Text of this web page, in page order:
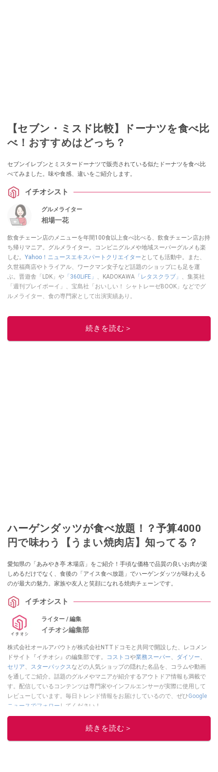
【セブン・ミスド比較】ドーナツを食べ比
べ！おすすめはどっち？
セブンイレブンとミスタードーナツで販売されている似たドーナツを食べ比
べてみました。味や食感、違いをご紹介します。
イチオシスト
グルメライター
相場一花
飲食チェーン店のメニューを年間100食以上食べ比べる、飲食チェーン店お持
ち帰りマニア。グルメライター。コンビニグルメや地域スーパーグルメも楽
しむ。 Yahoo！ニュースエキスパートクリエイター としても活動中。また、
久世福商店やトライアル、ワークマン女子など話題のショップにも足を運
ぶ。晋遊舎「LDK」や 「360LiFE」 、KADOKAWA 「レタスクラブ」
、集英社
「週刊プレイボーイ」、宝島社「おいしい！ シャトレーゼBOOK」などでグ
ルメライター、食の専門家として出演実績あり。
続きを読む＞
ハーゲンダッツが食べ放題！？予算4000
円で味わう【うまい焼肉店】知ってる？
愛知県の「あみやき亭 木場店」をご紹介！手頃な価格で品質の良いお肉が楽
しめるだけでなく、食後の「アイス食べ放題」でハーゲンダッツが味わえる
のが最大の魅力。家族や友人と笑顔になれる焼肉チェーンです。
イチオシスト
ライター / 編集
イチオシ編集部
株式会社オールアバウトが株式会社NTTドコモと共同で開設した、レコメン
ドサイト『イチオシ』の編集部です。
コストコや業務スーパー ダイソー
セリア
スターバックス などの人気ショップの隠れた名品を、コラムや動画
を通してご紹介。話題のグルメやマニアが紹介するアウトドア情報も満載で
す。配信しているコンテンツは専門家やインフルエンサーが実際に使用して
レビューしています。毎日トレンド情報をお届けしているので、ぜひGoogle
ニュースでフォロー してください！
続きを読む＞